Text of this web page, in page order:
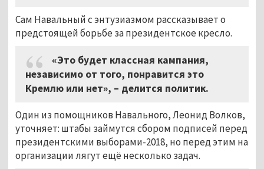
Сам Навальный с энтузиазмом рассказывает о
предстоящей борьбе за президентское кресло.
«Это будет классная кампания,
независимо от того, понравится это
Кремлю или нет», – делится политик.
Один из помощников Навального, Леонид Волков,
уточняет: штабы займутся сбором подписей перед
президентскими выборами-2018, но перед этим на
организации лягут ещё несколько задач.